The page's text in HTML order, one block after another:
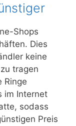
Shops
Dies
keine
tragen
Ringe
im Internet
sodass
Preis